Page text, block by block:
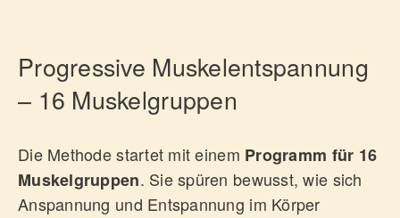
BLOG
0160 181 41 86
Progressive Muskelentspannung
– 16 Muskelgruppen
Die Methode startet mit einem Programm für 16
Muskelgruppen. Sie spüren bewusst, wie sich
Anspannung und Entspannung im Körper